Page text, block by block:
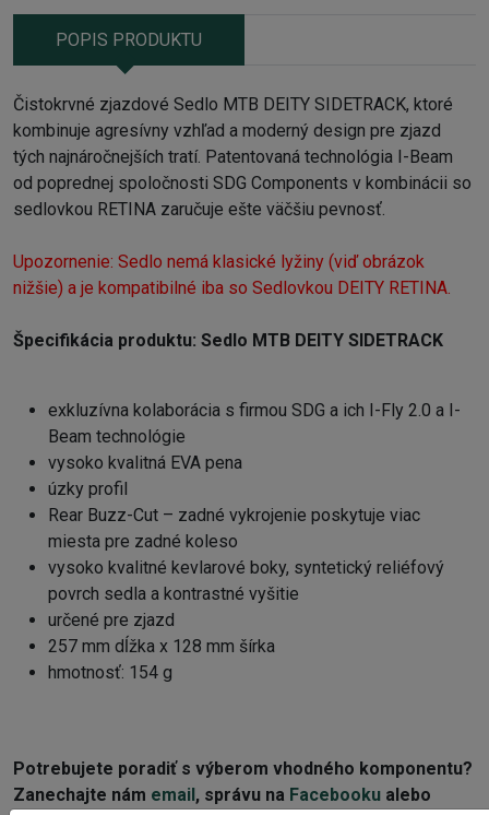
POPIS PRODUKTU
Čistokrvné zjazdové Sedlo MTB DEITY SIDETRACK, ktoré
kombinuje agresívny vzhľad a moderný design pre zjazd
tých najnáročnejších tratí. Patentovaná technológia I-Beam
od poprednej spoločnosti SDG Components v kombinácii so
sedlovkou RETINA zaručuje ešte väčšiu pevnosť.
Upozornenie: Sedlo nemá klasické lyžiny (viď obrázok
nižšie) a je kompatibilné iba so Sedlovkou DEITY RETINA.
Špecifikácia produktu: Sedlo MTB DEITY SIDETRACK
exkluzívna kolaborácia s firmou SDG a ich I-Fly 2.0 a I-
Beam technológie
vysoko kvalitná EVA pena
úzky profil
Rear Buzz-Cut – zadné vykrojenie poskytuje viac
miesta pre zadné koleso
vysoko kvalitné kevlarové boky, syntetický reliéfový
povrch sedla a kontrastné vyšitie
určené pre zjazd
257 mm dĺžka x 128 mm šírka
hmotnosť: 154 g
Potrebujete poradiť s výberom vhodného komponentu?
Zanechajte nám email, správu na Facebooku alebo